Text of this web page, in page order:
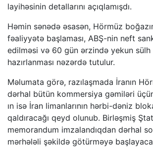
layihəsinin detallarını açıqlamışdı.
Həmin sənədə əsasən, Hörmüz
fəaliyyətə başlaması, ABŞ-nin neft
edilməsi və 60 gün ərzində yekun sülh
hazırlanması nəzərdə tutulur.
Məlumata görə, razılaşmada İranın
dərhal bütün kommersiya gəmiləri
ın isə İran limanlarının hərbi-dəniz
qaldıracağı qeyd olunub. Birləşmiş
memorandum imzalandıqdan dərhal
mərhələli şəkildə götürməyə